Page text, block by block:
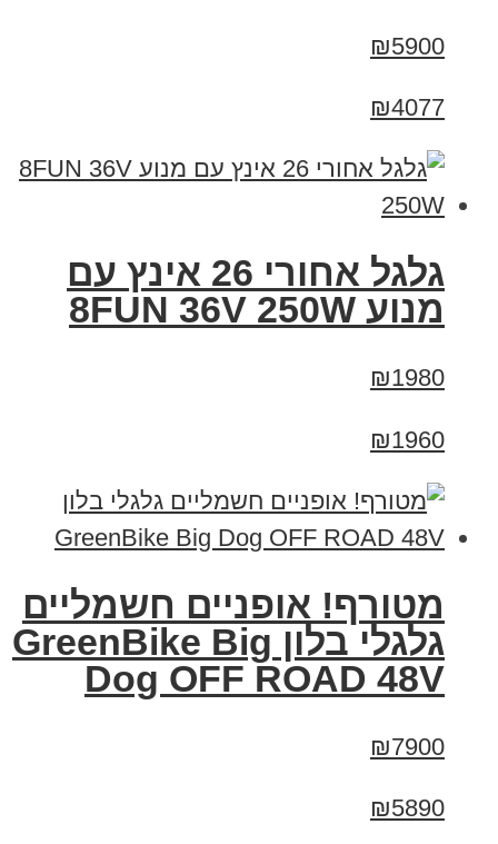
₪5900
₪4077
גלגל אחורי 26 אינץ עם
מנוע 8FUN 36V 250W
₪1980
₪1960
מטורף! אופניים חשמליים
גלגלי בלון GreenBike Big
Dog OFF ROAD 48V
₪7900
₪5890